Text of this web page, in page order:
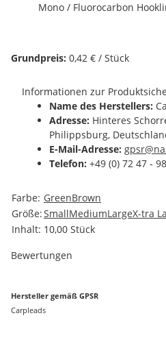
Mono / Fluorocarbon
Grundpreis: 0,42 € / Stück
Informationen zur
Name des Herstellers:
Adresse: Hinteres
Philippsburg,
E-Mail-Adresse:
Telefon: +49 (0) 72 47 -
Produkteigenschaft
Wert
Farbe: GreenBrown
Größe:SmallMediumLargeX-tra
Inhalt: 10,00 Stück
Bewertungen
Hersteller gemäß GPSR
Carpleads